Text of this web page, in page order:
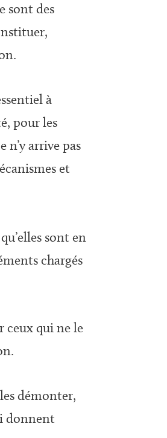
sont des
à
pour les
arrive pas
et
sont en
chargés
ceux qui ne le
démonter,
donnent